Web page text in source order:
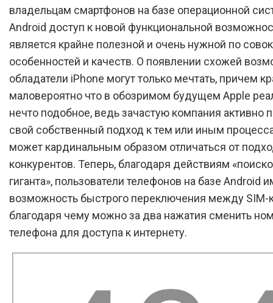
владельцам смартфонов на базе операционной
Android доступ к новой функциональной
является крайне полезной и очень нужной по
особенностей и качеств. О появлении схожей
обладатели iPhone могут только мечтать, причем
маловероятно что в обозримом будущем Apple
нечто подобное, ведь зачастую компания активно
свой собственный подход к тем или иным
может кардинальным образом отличаться от
конкурентов. Теперь, благодаря действиям
гиганта», пользователи телефонов на базе Android
возможность быстрого переключения между SIM-
благодаря чему можно за два нажатия сменить
телефона для доступа к интернету.